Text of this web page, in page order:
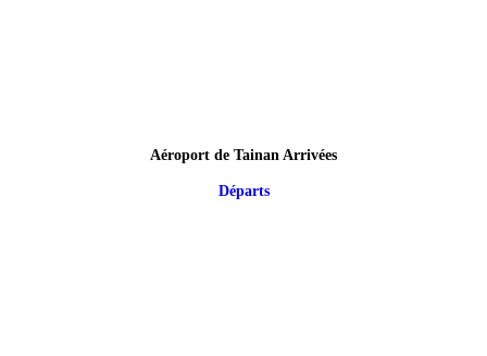
Aéroport de Tainan Arrivées
Départs